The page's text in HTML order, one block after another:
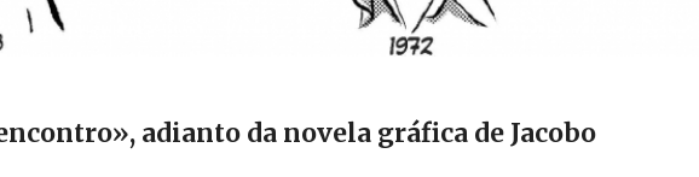
adianto da novela gráfica de Jacobo